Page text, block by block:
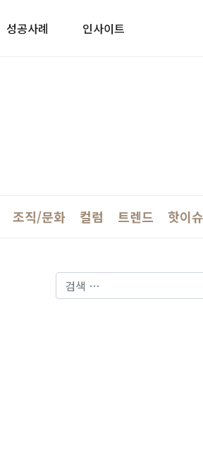
성공사례 인사이트
조직/문화 컬럼 트렌드 핫이슈